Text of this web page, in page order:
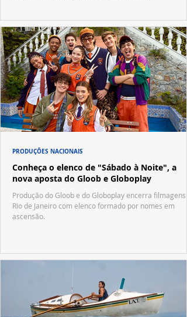
Conheça o elenco de "Sábado à Noite", a
nova aposta do Gloob e Globoplay
Produção do Gloob e do Globoplay encerra filmagens
Rio de Janeiro com elenco formado por nomes em
ascensão.
PRODUÇÕES NACIONAIS